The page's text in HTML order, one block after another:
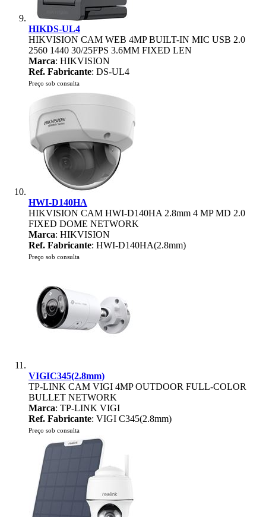
HIKDS-UL4
HIKVISION CAM WEB 4MP BUILT-IN MIC USB 2.0
2560 1440 30/25FPS 3.6MM FIXED LEN
Marca: HIKVISION
Ref. Fabricante: DS-UL4
Preço sob consulta
HWI-D140HA
HIKVISION CAM HWI-D140HA 2.8mm 4 MP MD 2.0
FIXED DOME NETWORK
Marca: HIKVISION
Ref. Fabricante: HWI-D140HA(2.8mm)
Preço sob consulta
VIGIC345(2.8mm)
TP-LINK CAM VIGI 4MP OUTDOOR FULL-COLOR
BULLET NETWORK
Marca: TP-LINK VIGI
Ref. Fabricante: VIGI C345(2.8mm)
Preço sob consulta